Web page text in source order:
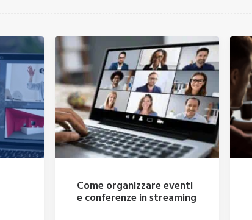
Come organizzare eventi
e conferenze in streaming